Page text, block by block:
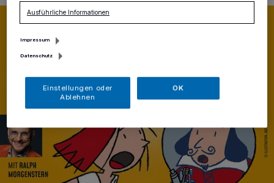
Ausführliche Informationen
Impressum
Datenschutz
Einstellungen oder
Ablehnen
OK